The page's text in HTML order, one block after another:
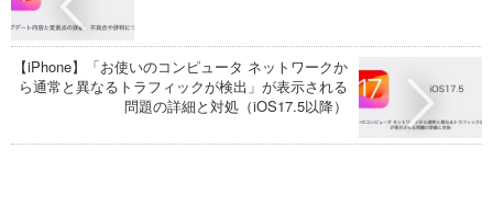
【iPhone】「お使いのコンピュータ ネットワークか
ら通常と異なるトラフィックが検出」が表示される
問題の詳細と対処（iOS17.5以降）